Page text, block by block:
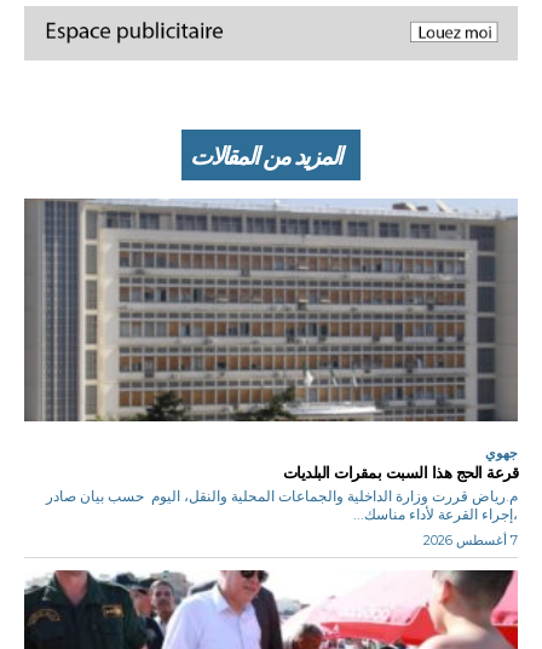
المزيد من المقالات
جهوي
قرعة الحج هذا السبت بمقرات البلديات
م.رياض قررت وزارة الداخلية والجماعات المحلية والنقل، اليوم حسب بيان صادر
،إجراء القرعة لأداء مناسك...
7 أغسطس 2026